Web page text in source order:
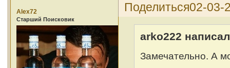
Поделиться02-03-
Alex72
Cтарший Поисковик
arko222
Замечательно. А